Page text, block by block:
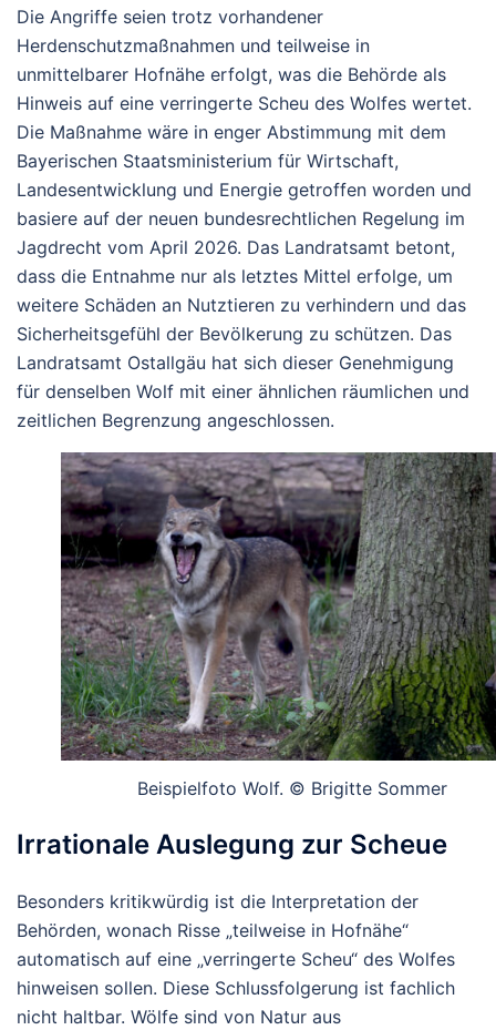
Die Angriffe seien trotz vorhandener
Herdenschutzmaßnahmen und teilweise in
unmittelbarer Hofnähe erfolgt, was die Behörde als
Hinweis auf eine verringerte Scheu des Wolfes wertet.
Die Maßnahme wäre in enger Abstimmung mit dem
Bayerischen Staatsministerium für Wirtschaft,
Landesentwicklung und Energie getroffen worden und
basiere auf der neuen bundesrechtlichen Regelung im
Jagdrecht vom April 2026. Das Landratsamt betont,
dass die Entnahme nur als letztes Mittel erfolge, um
weitere Schäden an Nutztieren zu verhindern und das
Sicherheitsgefühl der Bevölkerung zu schützen. Das
Landratsamt Ostallgäu hat sich dieser Genehmigung
für denselben Wolf mit einer ähnlichen räumlichen und
zeitlichen Begrenzung angeschlossen.
Beispielfoto Wolf. © Brigitte Sommer
Irrationale Auslegung zur Scheue
Besonders kritikwürdig ist die Interpretation der
Behörden, wonach Risse „teilweise in Hofnähe“
automatisch auf eine „verringerte Scheu“ des Wolfes
hinweisen sollen. Diese Schlussfolgerung ist fachlich
nicht haltbar. Wölfe sind von Natur aus